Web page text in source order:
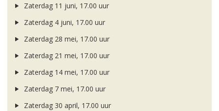
Zaterdag 11 juni, 17.00 uur
Zaterdag 4 juni, 17.00 uur
Zaterdag 28 mei, 17.00 uur
Zaterdag 21 mei, 17.00 uur
Zaterdag 14 mei, 17.00 uur
Zaterdag 7 mei, 17.00 uur
Zaterdag 30 april, 17.00 uur